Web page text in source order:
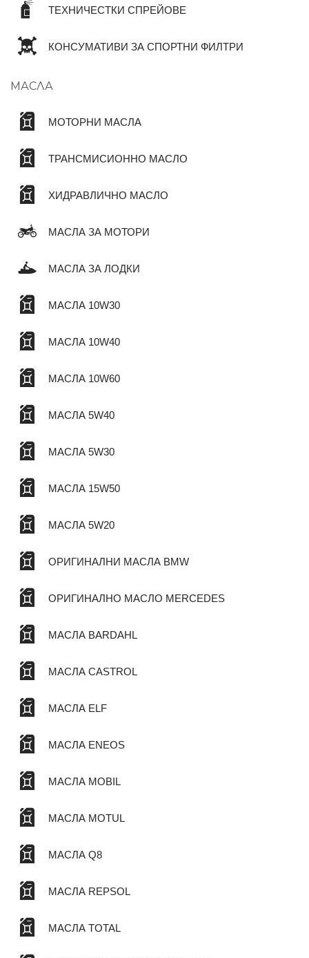
ТЕХНИЧЕСТКИ СПРЕЙОВЕ
КОНСУМАТИВИ ЗА СПОРТНИ ФИЛТРИ
МАСЛА
МОТОРНИ МАСЛА
ТРАНСМИСИОННО МАСЛО
ХИДРАВЛИЧНО МАСЛО
МАСЛА ЗА МОТОРИ
МАСЛА ЗА ЛОДКИ
МАСЛА 10W30
МАСЛА 10W40
МАСЛА 10W60
МАСЛА 5W40
МАСЛА 5W30
МАСЛА 15W50
МАСЛА 5W20
ОРИГИНАЛНИ МАСЛА BMW
ОРИГИНАЛНО МАСЛО MERCEDES
МАСЛА BARDAHL
МАСЛА CASTROL
МАСЛА ELF
МАСЛА ENEOS
МАСЛА MOBIL
МАСЛА MOTUL
МАСЛА Q8
МАСЛА REPSOL
МАСЛА TOTAL